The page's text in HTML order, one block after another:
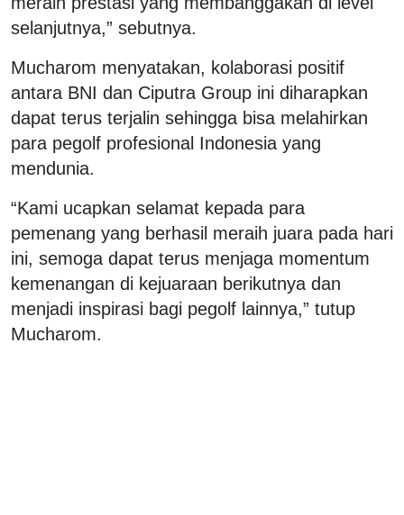
selanjutnya,” sebutnya.
Mucharom menyatakan, kolaborasi positif
antara BNI dan Ciputra Group ini diharapkan
dapat terus terjalin sehingga bisa melahirkan
para pegolf profesional Indonesia yang
mendunia.
“Kami ucapkan selamat kepada para
pemenang yang berhasil meraih juara pada hari
ini, semoga dapat terus menjaga momentum
kemenangan di kejuaraan berikutnya dan
menjadi inspirasi bagi pegolf lainnya,” tutup
Mucharom.